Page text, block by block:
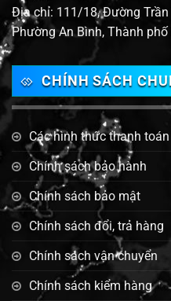
Địa chỉ: 111/18, Đường Trần
Phường An Bình, Thành
CHÍNH SÁCH
Các hình thức thanh toán
Chính sách bảo hành
Chính sách bảo mật
Chính sách đổi, trả hàng
Chính sách vận chuyển
Chính sách kiểm hàng